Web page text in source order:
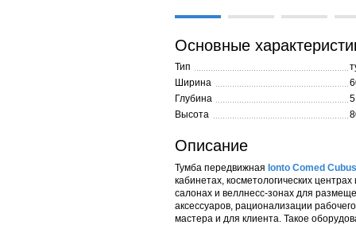
Основные
Тип
Ширина
Глубина
Высота
Описание
Тумба передвижная Ionto Comed
кабинетах, косметологических
салонах и веллнесс-зонах для
аксессуаров, рационализации
мастера и для клиента. Такое